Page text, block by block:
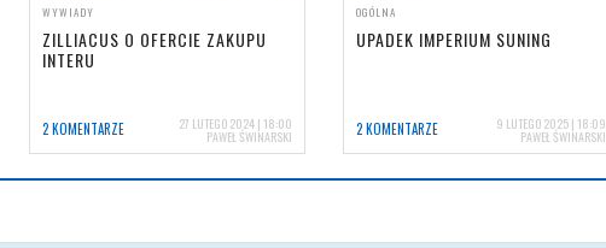
WYWIADY
ZILLIACUS O OFERCIE ZAKUPU
INTERU
2 KOMENTARZE 27 LUTEGO 2024 | 18:00
PAWEŁ ŚWINARSKI
OGÓLNA
UPADEK IMPERIUM SUNING
2 KOMENTARZE 9 LUTEGO 2025 | 18:09
PAWEŁ ŚWINARSKI